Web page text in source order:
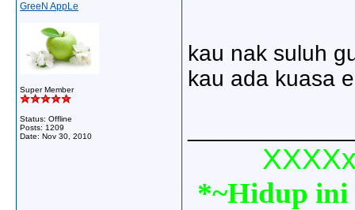
GreeN AppLe
Super Member
Status: Offline
Posts: 1209
Date: Nov 30, 2010
kau nak suluh
kau ada kuasa
*~Hidup ini